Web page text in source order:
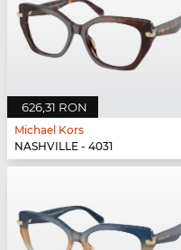
626,31 RON
Michael Kors
NASHVILLE - 4031